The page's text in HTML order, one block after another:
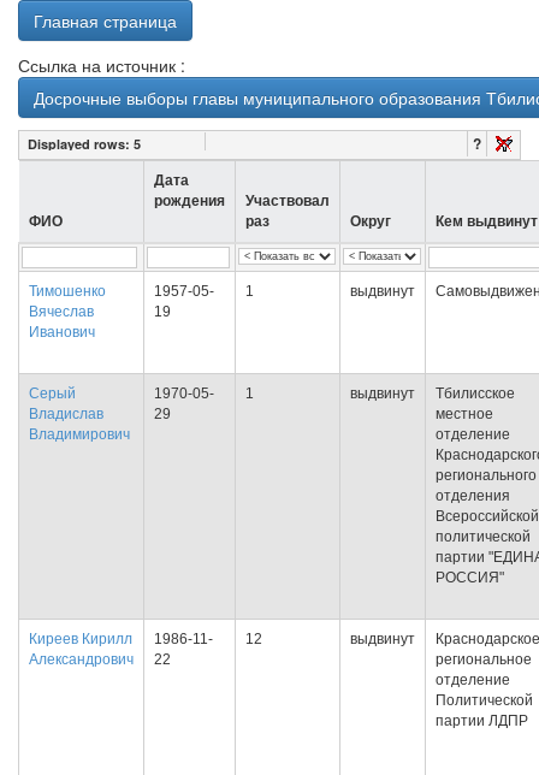
Главная страница
Ссылка на источник :
Досрочные выборы главы муниципального образования
Displayed rows: 5 ?
ФИО
Дата
рождения
Участвовал
раз
Округ Кем выдвинут
Тимошенко
Вячеслав
Иванович
1957-05-
19
1 выдвинут
Серый
Владислав
Владимирович
1970-05-
29
1 выдвинут
Тбилисское
местное
отделение
регионального
отделения
Всероссийской
политической
партии
РОССИЯ"
Киреев Кирилл
Александрович
1986-11-
22
12 выдвинут
Краснодарское
региональное
отделение
Политической
партии ЛДПР